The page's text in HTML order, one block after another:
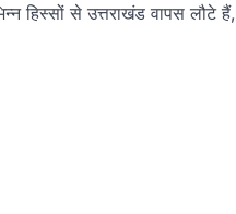
हिस्सों से उत्तराखंड वापस लौटे हैं,